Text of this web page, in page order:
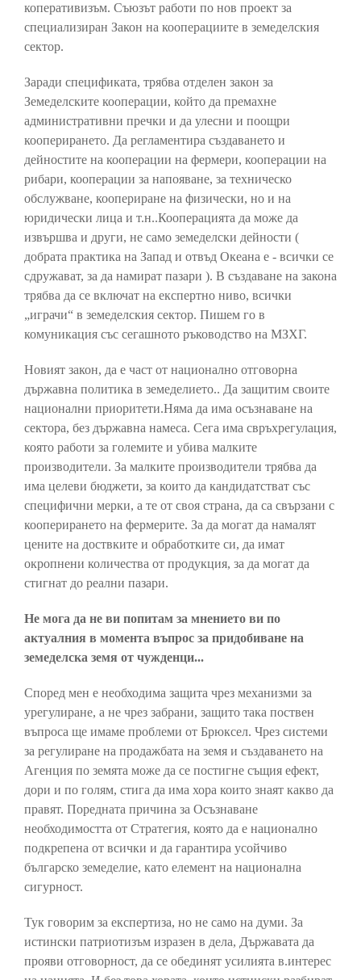
коперативизъм. Съюзът работи по нов проект за
специализиран Закон на кооперациите в земеделския
сектор.
Заради спецификата, трябва отделен закон за
Земеделските кооперации, който да премахне
административни пречки и да улесни и поощри
кооперирането. Да регламентира създаването и
дейностите на кооперации на фермери, кооперации на
рибари, кооперации за напояване, за техническо
обслужване, коопериране на физически, но и на
юридически лица и т.н..Кооперацията да може да
извършва и други, не само земеделски дейности (
добрата практика на Запад и отвъд Океана е - всички се
сдружават, за да намират пазари ). В създаване на закона
трябва да се включат на експертно ниво, всички
„играчи“ в земеделския сектор. Пишем го в
комуникация със сегашното ръководство на МЗХГ.
Новият закон, да е част от национално отговорна
държавна политика в земеделието.. Да защитим своите
национални приоритети.Няма да има осъзнаване на
сектора, без държавна намеса. Сега има свръхрегулация,
която работи за големите и убива малките
производители. За малките производители трябва да
има целеви бюджети, за които да кандидатстват със
специфични мерки, а те от своя страна, да са свързани с
кооперирането на фермерите. За да могат да намалят
цените на доствките и обработките си, да имат
окропнени количества от продукция, за да могат да
стигнат до реални пазари.
Не мога да не ви попитам за мнението ви по
актуалния в момента въпрос за придобиване на
земеделска земя от чужденци...
Според мен е необходима защита чрез механизми за
урегулиране, а не чрез забрани, защито така поствен
въпроса ще имаме проблеми от Брюксел. Чрез системи
за регулиране на продажбата на земя и създаването на
Агенция по земята може да се постигне същия ефект,
дори и по голям, стига да има хора които знаят какво да
правят. Поредната причина за Осъзнаване
необходимостта от Стратегия, която да е национално
подкрепена от всички и да гарантира усойчиво
българско земеделие, като елемент на национална
сигурност.
Тук говорим за експертиза, но не само на думи. За
истински патриотизъм изразен в дела, Държавата да
прояви отговорност, да се обединят усилията в.интерес